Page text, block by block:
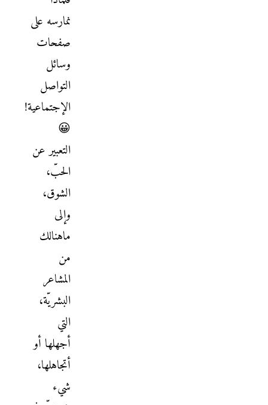
نمارسه على
صفحات
وسائل
التواصل
الإجتماعية!
😀
التعبير عن
الحبّ،
الشوق،
وإلى
ماهنالك
من
المشاعر
البشريّة،
التي
أجهلها أو
أتجاهلها،
شيء